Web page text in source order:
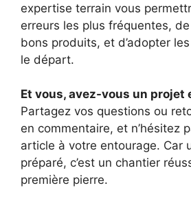
expertise terrain vous
erreurs les plus fréquentes,
bons produits, et d’adopter
le départ.
Et vous, avez-vous un projet
Partagez vos questions ou
en commentaire, et n’hésitez
article à votre entourage. Car
préparé, c’est un chantier
première pierre.